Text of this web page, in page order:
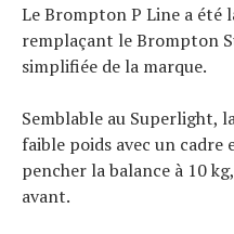
Le Brompton P Line a été
remplaçant le Brompton
simplifiée de la marque.
Semblable au Superlight,
faible poids avec un
pencher la balance à 10
avant.